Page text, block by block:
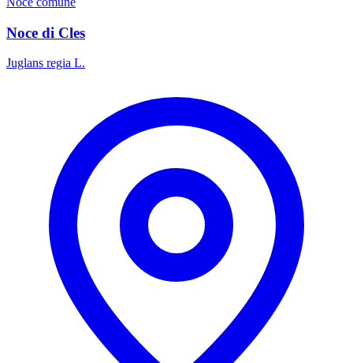
Noce di Cles
Juglans regia L.